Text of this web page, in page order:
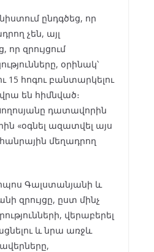
ընդգծեց, որ
չեն, այլ
զրույցում
օրինակ՝
ու 15 հոգու բանտարկելու
են հիմնված։
դատավորին
«օգնել ազատվել այս
մեղադրող
Գալստանյանի և
զրույցը, ըստ մինչ
վերաբերել
և նրա առջև